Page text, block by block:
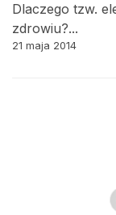
Dlaczego tzw.
zdrowiu?...
21 maja 2014